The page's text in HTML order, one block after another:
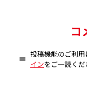
コ
投稿機能のご利
インをご一読くだ